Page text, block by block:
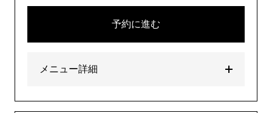
予約に進む
メニュー詳細